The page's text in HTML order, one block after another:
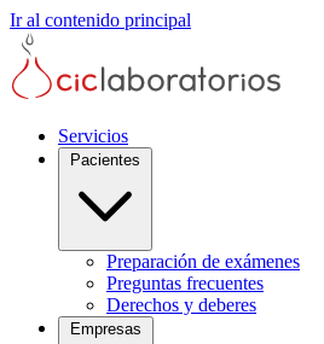
Ir al contenido principal
Servicios
Preparación de exámenes
Preguntas frecuentes
Derechos y deberes